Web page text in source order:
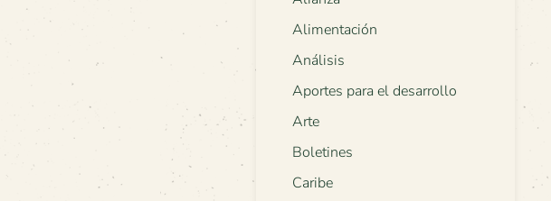
Alimentación
Análisis
Aportes para el desarrollo
Arte
Boletines
Caribe